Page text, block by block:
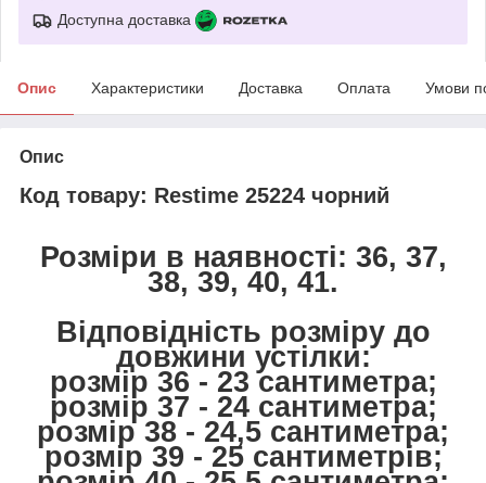
Доступна доставка
Опис Характеристики Доставка Оплата Умови
Опис
Код товару: Restime 25224 чорний
Розміри в наявності: 36, 37,
38, 39, 40, 41.
Відповідність розміру до
довжини устілки:
розмір 36 - 23 сантиметра;
розмір 37 - 24 сантиметра;
розмір 38 - 24,5 сантиметра;
розмір 39 - 25 сантиметрів;